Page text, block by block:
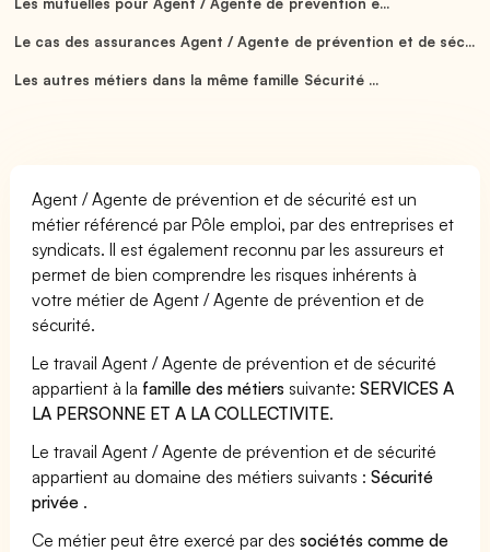
Le cas des assurances Agent / Agente de prévention et de séc...
Les autres métiers dans la même famille Sécurité ...
Agent / Agente de prévention et de sécurité est un
métier référencé par Pôle emploi, par des entreprises et
syndicats. Il est également reconnu par les assureurs et
permet de bien comprendre les risques inhérents à
votre métier de Agent / Agente de prévention et de
sécurité.
Le travail Agent / Agente de prévention et de sécurité
appartient à la famille des métiers suivante:SERVICES A
LA PERSONNE ET A LA COLLECTIVITE.
Le travail Agent / Agente de prévention et de sécurité
appartient au domaine des métiers suivants :Sécurité
privée .
Ce métier peut être exercé par dessociétés comme de